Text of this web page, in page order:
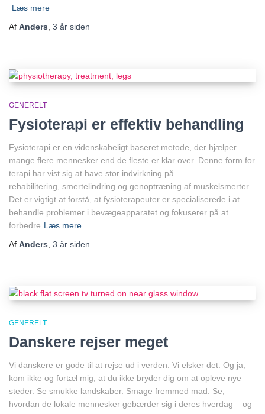
Læs mere
Af Anders 3 år siden
GENERELT
Fysioterapi er effektiv behandling
Fysioterapi er en videnskabeligt baseret metode, der hjælper
mange flere mennesker end de fleste er klar over. Denne form for
terapi har vist sig at have stor indvirkning på
rehabilitering, smertelindring og genoptræning af muskelsmerter.
Det er vigtigt at forstå, at fysioterapeuter er specialiserede i at
behandle problemer i bevægeapparatet og fokuserer på at
forbedre Læs mere
Af Anders 3 år siden
GENERELT
Danskere rejser meget
Vi danskere er gode til at rejse ud i verden. Vi elsker det. Og ja,
kom ikke og fortæl mig, at du ikke bryder dig om at opleve nye
steder. Se smukke landskaber. Smage fremmed mad. Se,
hvordan de lokale mennesker gebærder sig i deres hverdag – og